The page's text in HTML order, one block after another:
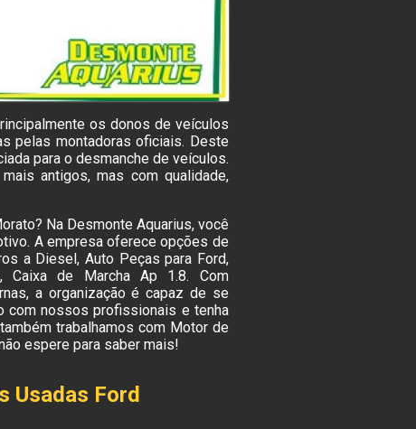
os donos de veículos
pelas montadoras oficiais. Deste
para o desmanche de veículos.
antigos, mas com qualidade,
Na Desmonte Aquarius, você
A empresa oferece opções de
a Diesel, Auto Peças para Ford,
Caixa de Marcha Ap 1.8. Com
a organização é capaz de se
com nossos profissionais e tenha
trabalhamos com Motor de
espere para saber mais!
Usadas Ford